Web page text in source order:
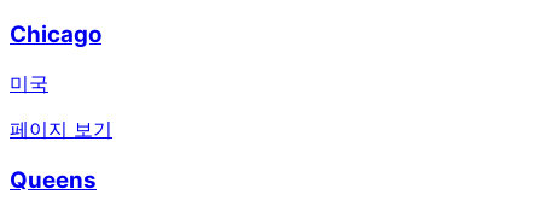
Chicago
미국
페이지 보기
Queens